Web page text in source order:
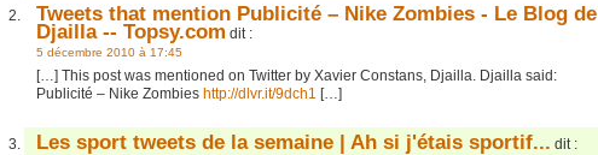
Tweets that mention Publicité – Nike Zombies - Le Blog de
Djailla -- Topsy.com dit :
5 décembre 2010 à 17:45
[…] This post was mentioned on Twitter by Xavier Constans, Djailla. Djailla said:
Publicité – Nike Zombies http://dlvr.it/9dch1 […]
Les sport tweets de la semaine | Ah si j'étais sportif... dit :